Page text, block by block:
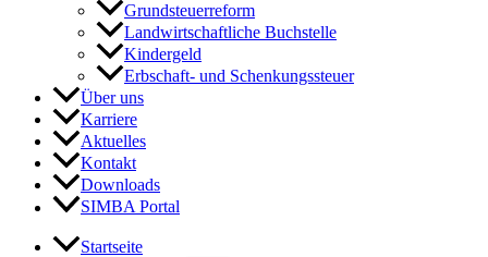
Grundsteuerreform
Landwirtschaftliche Buchstelle
Kindergeld
Erbschaft- und Schenkungssteuer
Über uns
Karriere
Aktuelles
Kontakt
Downloads
SIMBA Portal
Startseite